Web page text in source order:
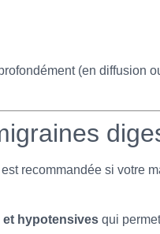
(en diffusion
est recommandée si votre
hypotensives qui